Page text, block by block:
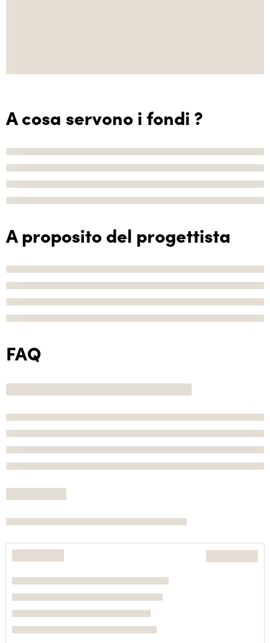
A cosa servono i fondi ?
A proposito del progettista
FAQ